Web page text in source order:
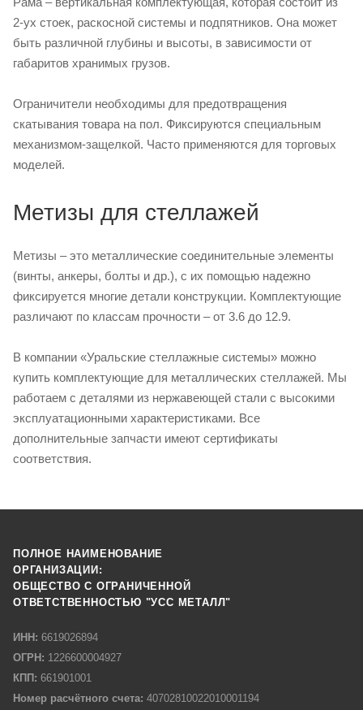
2-ух стоек, раскосной системы и подпятников. Она может
быть различной глубины и высоты, в зависимости от
габаритов хранимых грузов.
Ограничители необходимы для предотвращения
скатывания товара на пол. Фиксируются специальным
механизмом-защелкой. Часто применяются для торговых
моделей.
Метизы для стеллажей
Метизы – это металлические соединительные элементы
(винты, анкеры, болты и др.), с их помощью надежно
фиксируется многие детали конструкции. Комплектующие
различают по классам прочности – от 3.6 до 12.9.
В компании «Уральские стеллажные системы» можно
купить комплектующие для металлических стеллажей. Мы
работаем с деталями из нержавеющей стали с высокими
эксплуатационными характеристиками. Все
дополнительные запчасти имеют сертификаты
соответствия.
ПОЛНОЕ НАИМЕНОВАНИЕ
ОРГАНИЗАЦИИ:
ОБЩЕСТВО С ОГРАНИЧЕННОЙ
ОТВЕТСТВЕННОСТЬЮ "УСС МЕТАЛЛ"
ИНН: 6619026894
ОГРН: 1226600004927
КПП: 661901001
Номер расчётного счета: 40702810022010001194